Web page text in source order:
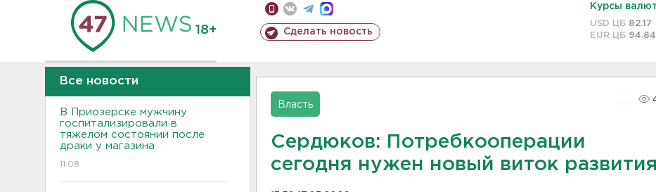
18+ Сделать новость
Курсы валют
USD ЦБ 82.17
EUR ЦБ 94.84
Все новости
В Приозерске мужчину
госпитализировали в
тяжелом состоянии после
драки у магазина
11:08
Власть
Сердюков: Потребкооперации
сегодня нужен новый виток развития